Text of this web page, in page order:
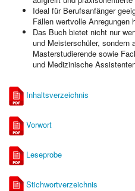
Ideal für Berufsanfänger
Fällen wertvolle Anregungen
Das Buch bietet nicht nur
und Meisterschüler, sondern
Masterstudierende sowie
und Medizinische
Inhaltsverzeichnis
Vorwort
Leseprobe
Stichwortverzeichnis